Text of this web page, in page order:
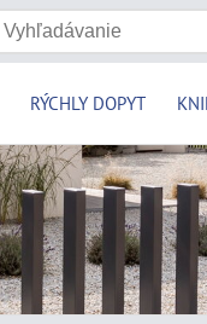
RÝCHLY DOPYT